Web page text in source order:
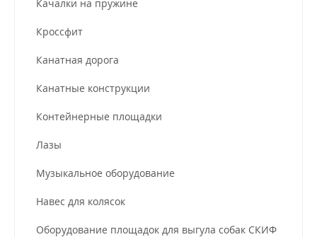
Качалки на пружине
Кроссфит
Канатная дорога
Канатные конструкции
Контейнерные площадки
Лазы
Музыкальное оборудование
Навес для колясок
Оборудование площадок для выгула собак СКИФ